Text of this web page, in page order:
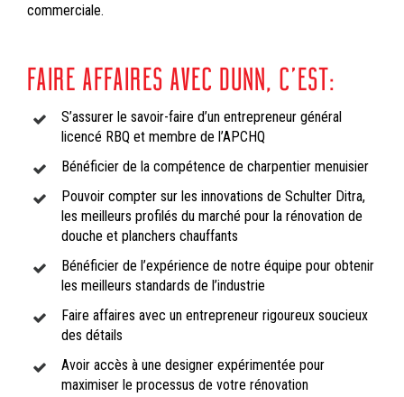
commerciale.
FAIRE AFFAIRES AVEC DUNN, C’EST:
S’assurer le savoir-faire d’un entrepreneur général
licencé RBQ et membre de l’APCHQ
Bénéficier de la compétence de charpentier menuisier
Pouvoir compter sur les innovations de Schulter Ditra,
les meilleurs profilés du marché pour la rénovation de
douche et planchers chauffants
Bénéficier de l’expérience de notre équipe pour obtenir
les meilleurs standards de l’industrie
Faire affaires avec un entrepreneur rigoureux soucieux
des détails
Avoir accès à une designer expérimentée pour
maximiser le processus de votre rénovation